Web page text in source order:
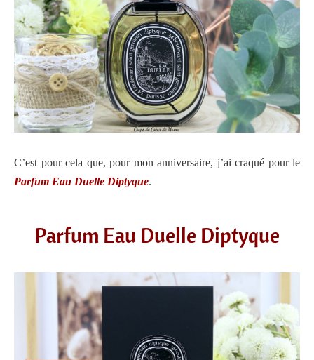
C’est pour cela que, pour mon anniversaire, j’ai craqué pour le
Parfum Eau Duelle Diptyque.
Parfum Eau Duelle Diptyque